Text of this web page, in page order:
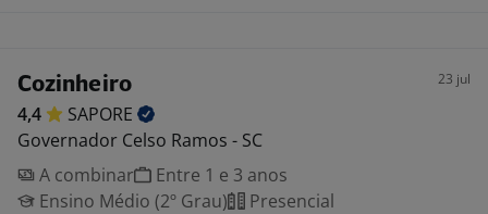
Cozinheiro 23 jul
4,4
SAPORE
Governador Celso Ramos - SC
A combinar
Entre 1 e 3 anos
Ensino Médio (2º Grau)
Presencial